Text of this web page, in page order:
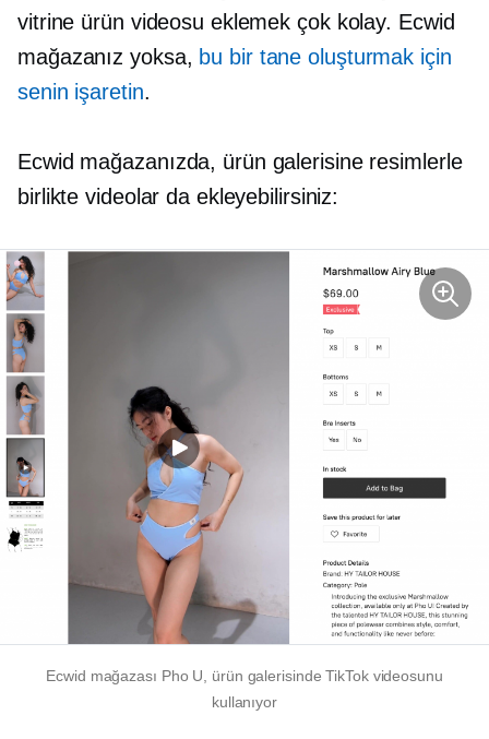
vitrine ürün videosu eklemek çok kolay. Ecwid
mağazanız yoksa, bu bir tane oluşturmak için
senin işaretin.
Ecwid mağazanızda, ürün galerisine resimlerle
birlikte videolar da ekleyebilirsiniz:
Ecwid mağazası Pho U, ürün galerisinde TikTok videosunu
kullanıyor